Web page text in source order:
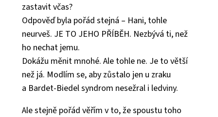
zastavit včas?
Odpověď byla pořád stejná – Hani, tohle
neurveš. JE TO JEHO PŘÍBĚH. Nezbývá ti, než
ho nechat jemu.
Dokážu měnit mnohé. Ale tohle ne. Je to větší
než já. Modlím se, aby zůstalo jen u zraku
a Bardet-Biedel syndrom nesežral i ledviny.
Ale stejně pořád věřím v to, že spoustu toho